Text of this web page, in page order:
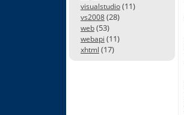
visualstudio(11)
vs2008(28)
web(53)
webapi (11)
xhtml (17)